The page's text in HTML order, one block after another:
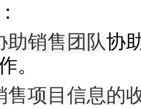
助销售团队协
。
售项目信息的